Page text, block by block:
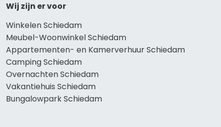
Wij zijn er voor
Winkelen Schiedam
Meubel-Woonwinkel Schiedam
Appartementen- en Kamerverhuur Schiedam
Camping Schiedam
Overnachten Schiedam
Vakantiehuis Schiedam
Bungalowpark Schiedam